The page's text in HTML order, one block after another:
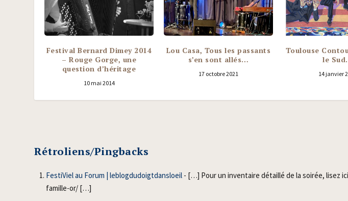
Festival Bernard Dimey 2014
– Rouge Gorge, une
question d’héritage
10 mai 2014
Lou Casa, Tous les passants
s’en sont allés…
17 octobre 2021
Toulouse
le
14 janvier
Rétroliens/Pingbacks
FestiViel au Forum | leblogdudoigtdansloeil- […] Pour un inventaire détaillé de la soirée, lisez
famille-or/ […]